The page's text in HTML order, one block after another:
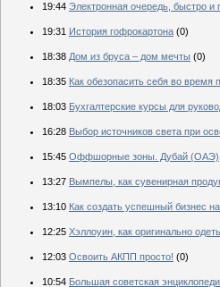
19:44 Электронная очередь, быстро и
19:31 История гофрокартона (0)
18:38 Дом из бруса – дом мечты (0)
18:35 Как обезопасить себя во время
18:03 Бухгалтерские курсы для
16:28 Выбор источников света при
15:45 Оффшорные зоны. Дубай (ОАЭ)
13:27 Вымпелы, как сувенирная
13:10 Как создать успешный бизнес
12:25 Хэллоуин, как оригинально
12:03 Освоить АКПП просто! (0)
10:54 Большая советская